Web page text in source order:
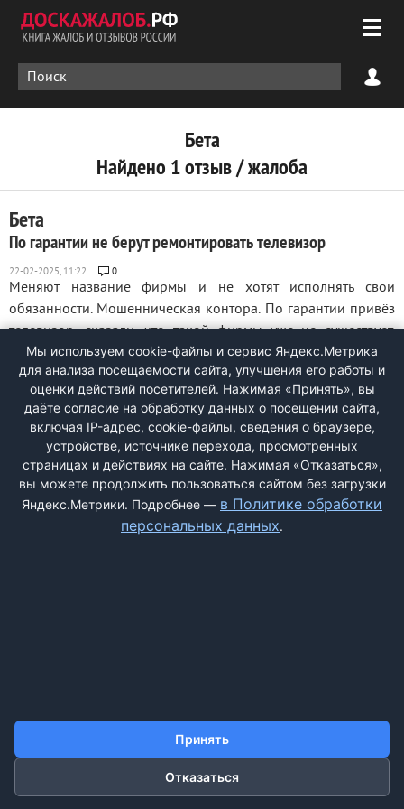
Бета
Найдено 1 отзыв / жалоба
Бета
По гарантии не берут ремонтировать телевизор
0
Меняют название фирмы и не хотят исполнять свои
обязанности. Мошенническая контора. По гарантии привёз
телевизор, сказали, что такой фирмы уже не существует.
Сказали, что за текущий ремонт нужно платить деньги, хотя
оператор сказал привозить телевизор и назвал меня по
имени. ...
ДОБАВИТЬ ЖАЛОБУ
КОНТАКТЫ
Мы используем cookie-файлы и сервис Яндекс.Метрика
для анализа посещаемости сайта, улучшения его работы и
оценки действий посетителей. Нажимая «Принять», вы
даёте согласие на обработку данных о посещении сайта,
включая IP-адрес, cookie-файлы, сведения о браузере,
устройстве, источнике перехода, просмотренных
страницах и действиях на сайте. Нажимая «Отказаться»,
вы можете продолжить пользоваться сайтом без загрузки
Яндекс.Метрики. Подробнее — в Политике обработки
персональных данных.
Принять
Отказаться